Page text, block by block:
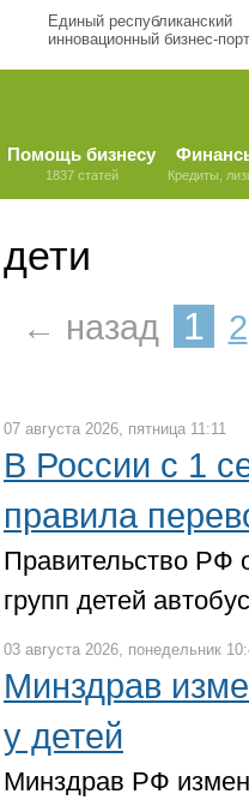
Единый республиканский
инновационный бизнес-
Помощь бизнесу
1837 статей Кредиты,
дети
← назад 1 2
07 августа 2026, пятница 11:11
В России с 1
правила
Правительство РФ
групп детей
03 августа 2026, понедельник
Минздрав
у детей
Минздрав РФ